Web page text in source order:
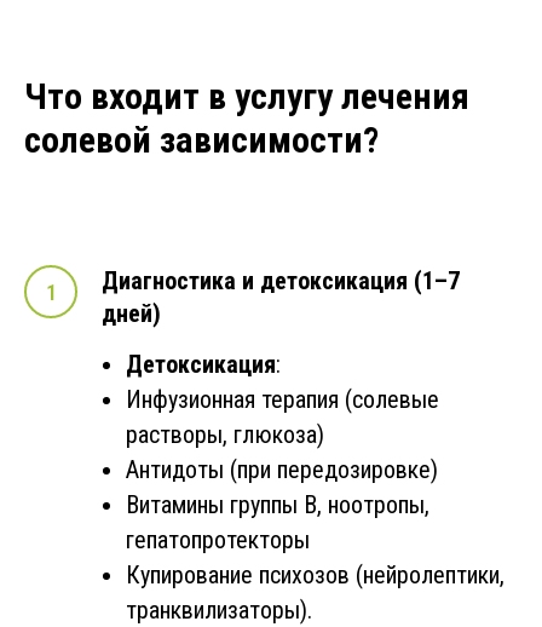
Что входит в услугу лечения
солевой зависимости?
Диагностика и детоксикация (1–7
дней)
Детоксикация:
Инфузионная терапия (солевые
растворы, глюкоза)
Антидоты (при передозировке)
Витамины группы В, ноотропы,
гепатопротекторы
Купирование психозов (нейролептики,
транквилизаторы).